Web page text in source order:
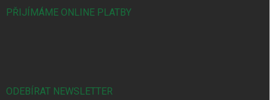
PŘIJÍMÁME ONLINE PLATBY
ODEBÍRAT NEWSLETTER